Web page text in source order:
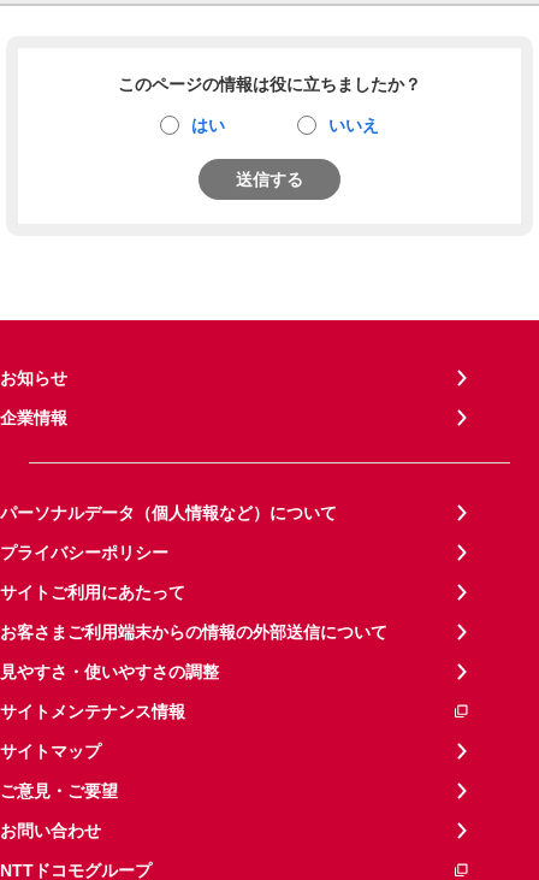
このページの情報は役に立ちましたか？
はい いいえ
送信する
お知らせ
企業情報
パーソナルデータ（個人情報など）について
プライバシーポリシー
サイトご利用にあたって
お客さまご利用端末からの情報の外部送信について
見やすさ・使いやすさの調整
サイトメンテナンス情報
サイトマップ
ご意見・ご要望
お問い合わせ
NTTドコモグループ